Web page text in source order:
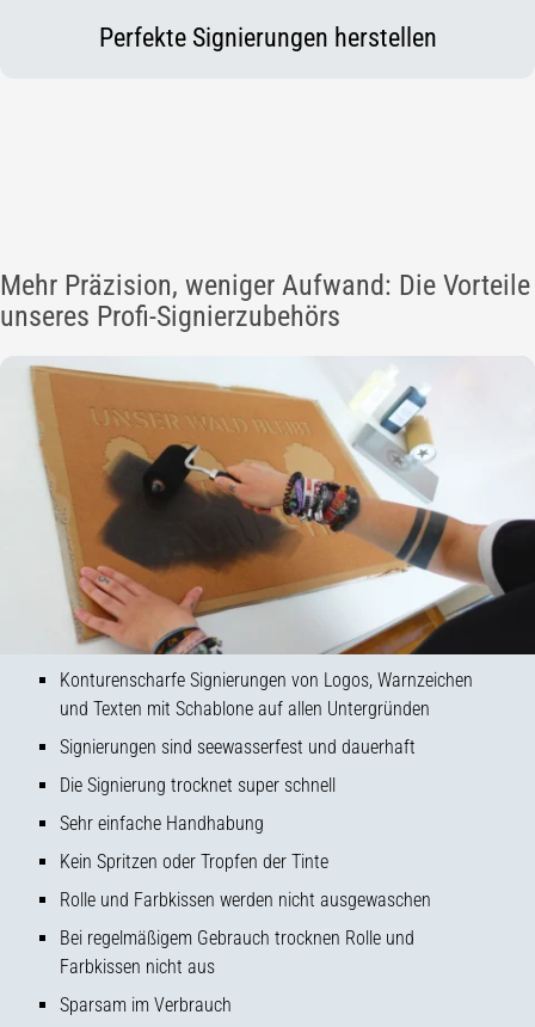
Perfekte Signierungen herstellen
Mehr Präzision, weniger Aufwand: Die Vorteile
unseres Profi-Signierzubehörs
Konturenscharfe Signierungen von Logos, Warnzeichen
und Texten mit Schablone auf allen Untergründen
Signierungen sind seewasserfest und dauerhaft
Die Signierung trocknet super schnell
Sehr einfache Handhabung
Kein Spritzen oder Tropfen der Tinte
Rolle und Farbkissen werden nicht ausgewaschen
Bei regelmäßigem Gebrauch trocknen Rolle und
Farbkissen nicht aus
Sparsam im Verbrauch